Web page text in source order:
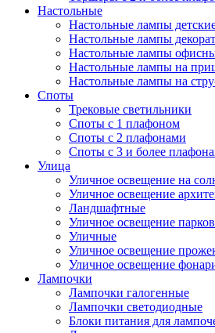
Настольные
Настольные лампы
Настольные лампы
Настольные лампы
Настольные лампы на
Настольные лампы на
Споты
Трековые светильники
Споты с 1 плафоном
Споты с 2 плафонами
Споты с 3 и более
Улица
Уличное освещение на
Уличное освещение
Ландшафтные
Уличное освещение
Уличные
Уличное освещение
Уличное освещение
Лампочки
Лампочки галогенные
Лампочки светодиодные
Блоки питания для